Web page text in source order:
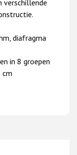
verschillende
diafragma
in 8 groepen